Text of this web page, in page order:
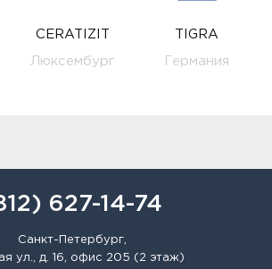
CERATIZIT
Люксембург
TIGRA
Германия
627-14-74
Санкт-Петербург,
ул., д. 16, офис 205 (2 этаж)